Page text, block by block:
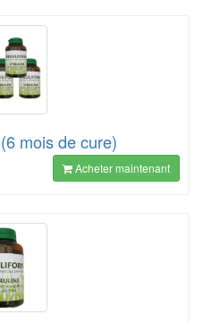
mois de cure)
Acheter maintenant